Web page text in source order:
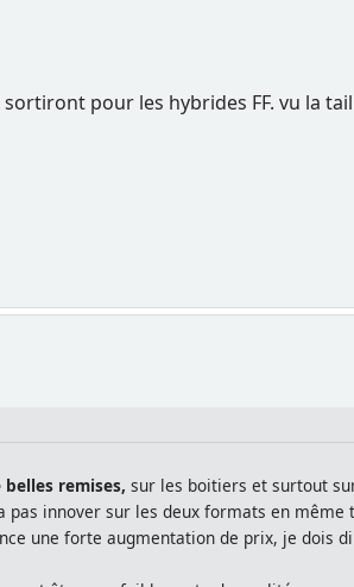
pour les hybrides FF. vu la
remises, sur les boitiers et surtout
innover sur les deux formats en
une forte augmentation de prix, je dois